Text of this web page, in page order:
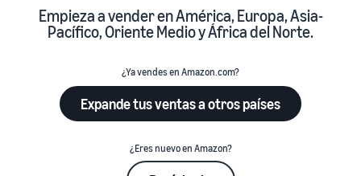
Empieza a vender en América, Europa, Asia-
Pacífico, Oriente Medio y África del Norte.
¿Ya vendes en Amazon.com?
Expande tus ventas a otros países
¿Eres nuevo en Amazon?